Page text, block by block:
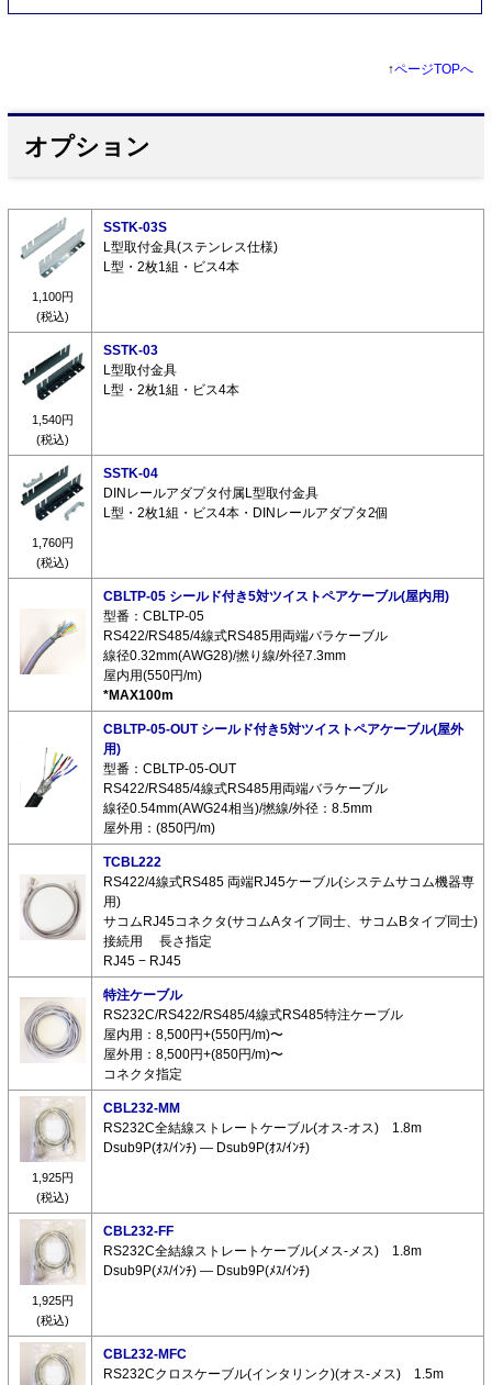
↑ページTOPへ
オプション
1,100円
(税込)
SSTK-03S
L型取付金具(ステンレス仕様)
L型・2枚1組・ビス4本
1,540円
(税込)
SSTK-03
L型取付金具
L型・2枚1組・ビス4本
1,760円
(税込)
SSTK-04
DINレールアダプタ付属L型取付金具
L型・2枚1組・ビス4本・DINレールアダプタ2個
CBLTP-05 シールド付き5対ツイストペアケーブル(屋内用)
型番：CBLTP-05
RS422/RS485/4線式RS485用両端バラケーブル
線径0.32mm(AWG28)/撚り線/外径7.3mm
屋内用(550円/m)
*MAX100m
CBLTP-05-OUT シールド付き5対ツイストペアケーブル(屋外
用)
型番：CBLTP-05-OUT
RS422/RS485/4線式RS485用両端バラケーブル
線径0.54mm(AWG24相当)/撚線/外径：8.5mm
屋外用：(850円/m)
TCBL222
RS422/4線式RS485 両端RJ45ケーブル(システムサコム機器専
用)
サコムRJ45コネクタ(サコムAタイプ同士、サコムBタイプ同士)
接続用 長さ指定
RJ45 − RJ45
特注ケーブル
RS232C/RS422/RS485/4線式RS485特注ケーブル
屋内用：8,500円+(550円/m)〜
屋外用：8,500円+(850円/m)〜
コネクタ指定
1,925円
(税込)
CBL232-MM
RS232C全結線ストレートケーブル(オス-オス) 1.8m
Dsub9P(ｵｽ/ｲﾝﾁ) ― Dsub9P(ｵｽ/ｲﾝﾁ)
1,925円
(税込)
CBL232-FF
RS232C全結線ストレートケーブル(メス-メス) 1.8m
Dsub9P(ﾒｽ/ｲﾝﾁ) ― Dsub9P(ﾒｽ/ｲﾝﾁ)
CBL232-MFC
RS232Cクロスケーブル(インタリンク)(オス-メス) 1.5m